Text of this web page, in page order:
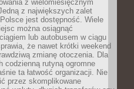
z wielomiesięcznym
z największych zalet
jest dostępność. Wiele
można osiągnąć
lub autobusem w ciągu
że nawet krótki weekend
zmianę otoczenia. Dla
codzienną rutyną ogromne
ta łatwość organizacji. Nie
przez skomplikowane